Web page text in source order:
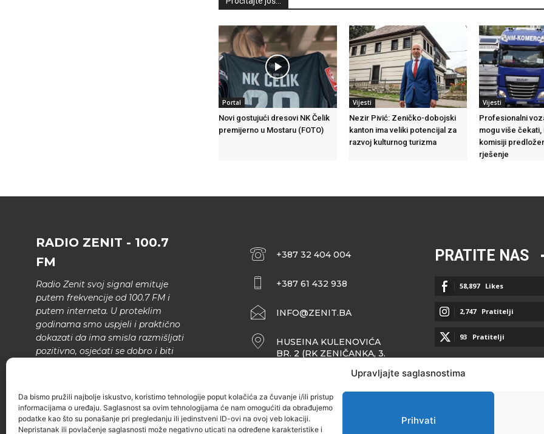
Upravljajte saglasnostima
Da bismo pružili najbolje iskustvo, koristimo tehnologije poput kolačića za čuvanje i/ili pristup
informacijama o uređaju. Saglasnost sa ovim tehnologijama će nam omogućiti da obrađujemo
podatke kao što su ponašanje pri pregledanju ili jedinstveni ID-ovi na ovoj veb lokaciji.
Nepristanak ili povlačenje saglasnosti može negativno uticati na određene karakteristike i
Prihvati
Portal
Novi gostujući dresovi NK Čelik
premijerno u Mostaru (FOTO)
Vijesti
Nezir Pivić: Zeničko-dobojski
kanton ima veliki potencijal za
razvoj kulturnog turizma
Vijesti
Profesionalni
mogu više čekati,
komisiji
rješenje
RADIO ZENIT - 100.7
FM
Radio Zenit svoj signal emituje
putem frekvencije od 100.7 FM i
putem interneta. U proteklim
godinama smo uspjeli i praktično
dokazati da ima smisla razmišljati
pozitivno, osjećati se dobro i biti
narodne muzike..
+387 32 404 004
+387 61 432 938
INFO@ZENIT.BA
HUSEINA KULENOVIĆA
BR. 2 (RK ZENIČANKA, 3.
PRATITE NAS
58,897 Likes
2,747 Pratitelji
93 Pratitelji